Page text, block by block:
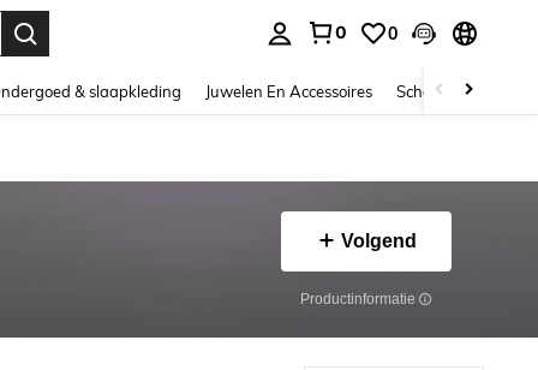
0 0
& slaapkleding Juwelen En Accessoires Schoonheid &
Volgend
Productinformatie